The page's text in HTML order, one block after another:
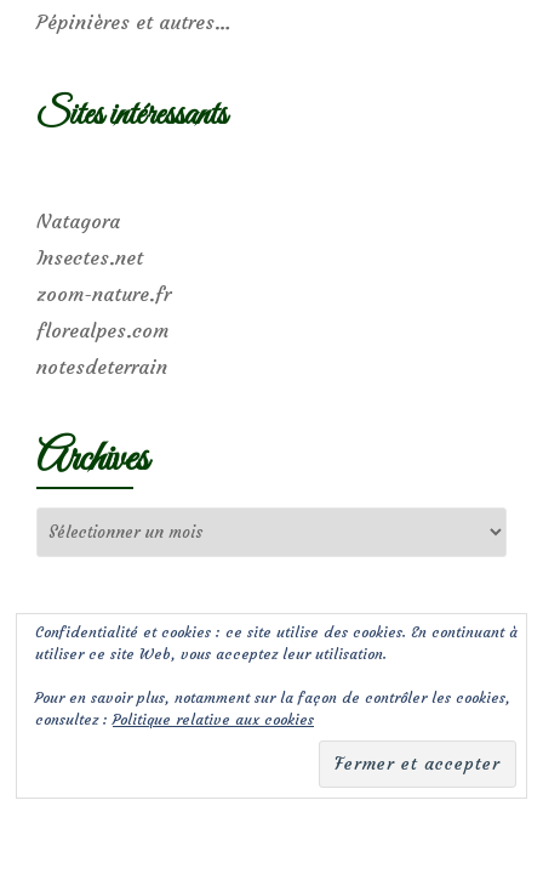
Pépinières et autres…
Sites intéressants
Natagora
Insectes.net
zoom-nature.fr
florealpes.com
notesdeterrain
Archives
Confidentialité et cookies : ce site utilise des cookies. En continuant à
utiliser ce site Web, vous acceptez leur utilisation.
Pour en savoir plus, notamment sur la façon de contrôler les cookies,
consultez :Politique relative aux cookies